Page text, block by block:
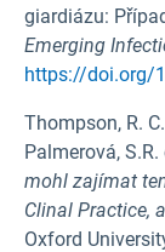
giardiázu:
Emerging
https://doi.org/
Thompson, R.
Palmerová,
mohl zajímat
Clinal Practice,
Oxford